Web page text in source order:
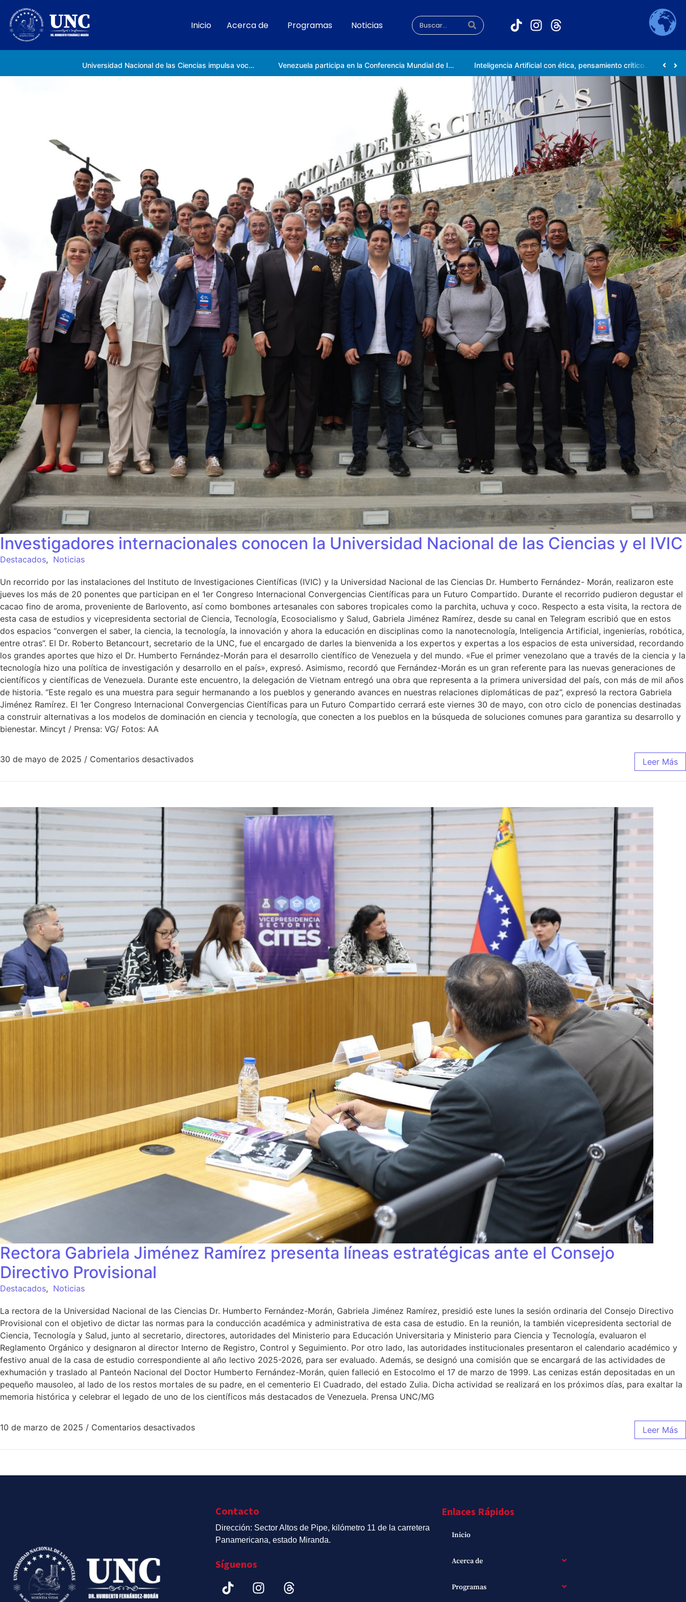
Inicio Acerca de Programas Noticias
Universidad Nacional de las Ciencias impulsa vocaciones científicas en la Expoferia de Oportunidades de Estudio 2026 Venezuela participa en la Conferencia Mundial de Inteligencia Artificial en Shanghái Inteligencia Artificial con ética, pensamiento crítico y compromiso social
Investigadores internacionales conocen la Universidad Nacional de las Ciencias y el IVIC
Destacados, Noticias
Un recorrido por las instalaciones del Instituto de Investigaciones Científicas (IVIC) y la Universidad Nacional de las Ciencias Dr. Humberto Fernández- Morán, realizaron este
jueves los más de 20 ponentes que participan en el 1er Congreso Internacional Convergencias Científicas para un Futuro Compartido. Durante el recorrido pudieron degustar el
cacao fino de aroma, proveniente de Barlovento, así como bombones artesanales con sabores tropicales como la parchita, uchuva y coco. Respecto a esta visita, la rectora de
esta casa de estudios y vicepresidenta sectorial de Ciencia, Tecnología, Ecosocialismo y Salud, Gabriela Jiménez Ramírez, desde su canal en Telegram escribió que en estos
dos espacios “convergen el saber, la ciencia, la tecnología, la innovación y ahora la educación en disciplinas como la nanotecnología, Inteligencia Artificial, ingenierías, robótica,
entre otras”. El Dr. Roberto Betancourt, secretario de la UNC, fue el encargado de darles la bienvenida a los expertos y expertas a los espacios de esta universidad, recordando
los grandes aportes que hizo el Dr. Humberto Fernández-Morán para el desarrollo científico de Venezuela y del mundo. «Fue el primer venezolano que a través de la ciencia y la
tecnología hizo una política de investigación y desarrollo en el país», expresó. Asimismo, recordó que Fernández-Morán es un gran referente para las nuevas generaciones de
científicos y científicas de Venezuela. Durante este encuentro, la delegación de Vietnam entregó una obra que representa a la primera universidad del país, con más de mil años
de historia. “Este regalo es una muestra para seguir hermanando a los pueblos y generando avances en nuestras relaciones diplomáticas de paz”, expresó la rectora Gabriela
Jiménez Ramírez. El 1er Congreso Internacional Convergencias Científicas para un Futuro Compartido cerrará este viernes 30 de mayo, con otro ciclo de ponencias destinadas
a construir alternativas a los modelos de dominación en ciencia y tecnología, que conecten a los pueblos en la búsqueda de soluciones comunes para garantiza su desarrollo y
bienestar. Mincyt / Prensa: VG/ Fotos: AA
30 de mayo de 2025 / Comentarios desactivados Leer Más
Rectora Gabriela Jiménez Ramírez presenta líneas estratégicas ante el Consejo
Directivo Provisional
Destacados, Noticias
La rectora de la Universidad Nacional de las Ciencias Dr. Humberto Fernández-Morán, Gabriela Jiménez Ramírez, presidió este lunes la sesión ordinaria del Consejo Directivo
Provisional con el objetivo de dictar las normas para la conducción académica y administrativa de esta casa de estudio. En la reunión, la también vicepresidenta sectorial de
Ciencia, Tecnología y Salud, junto al secretario, directores, autoridades del Ministerio para Educación Universitaria y Ministerio para Ciencia y Tecnología, evaluaron el
Reglamento Orgánico y designaron al director Interno de Registro, Control y Seguimiento. Por otro lado, las autoridades institucionales presentaron el calendario académico y
festivo anual de la casa de estudio correspondiente al año lectivo 2025-2026, para ser evaluado. Además, se designó una comisión que se encargará de las actividades de
exhumación y traslado al Panteón Nacional del Doctor Humberto Fernández-Morán, quien falleció en Estocolmo el 17 de marzo de 1999. Las cenizas están depositadas en un
pequeño mausoleo, al lado de los restos mortales de su padre, en el cementerio El Cuadrado, del estado Zulia. Dicha actividad se realizará en los próximos días, para exaltar la
memoria histórica y celebrar el legado de uno de los científicos más destacados de Venezuela. Prensa UNC/MG
10 de marzo de 2025 / Comentarios desactivados Leer Más
Contacto
Dirección: Sector Altos de Pipe, kilómetro 11 de la carretera
Panamericana, estado Miranda.
Síguenos
Enlaces Rápidos
Inicio
Acerca de
Programas